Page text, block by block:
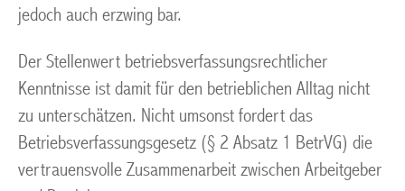
jedoch auch erzwing bar.
Der Stellenwert betriebsverfassungsrechtlicher
Kenntnisse ist damit für den betrieblichen Alltag nicht
zu unterschätzen. Nicht umsonst fordert das
Betriebsverfassungsgesetz (§ 2 Absatz 1 BetrVG) die
vertrauensvolle Zusammenarbeit zwischen Arbeitgeber